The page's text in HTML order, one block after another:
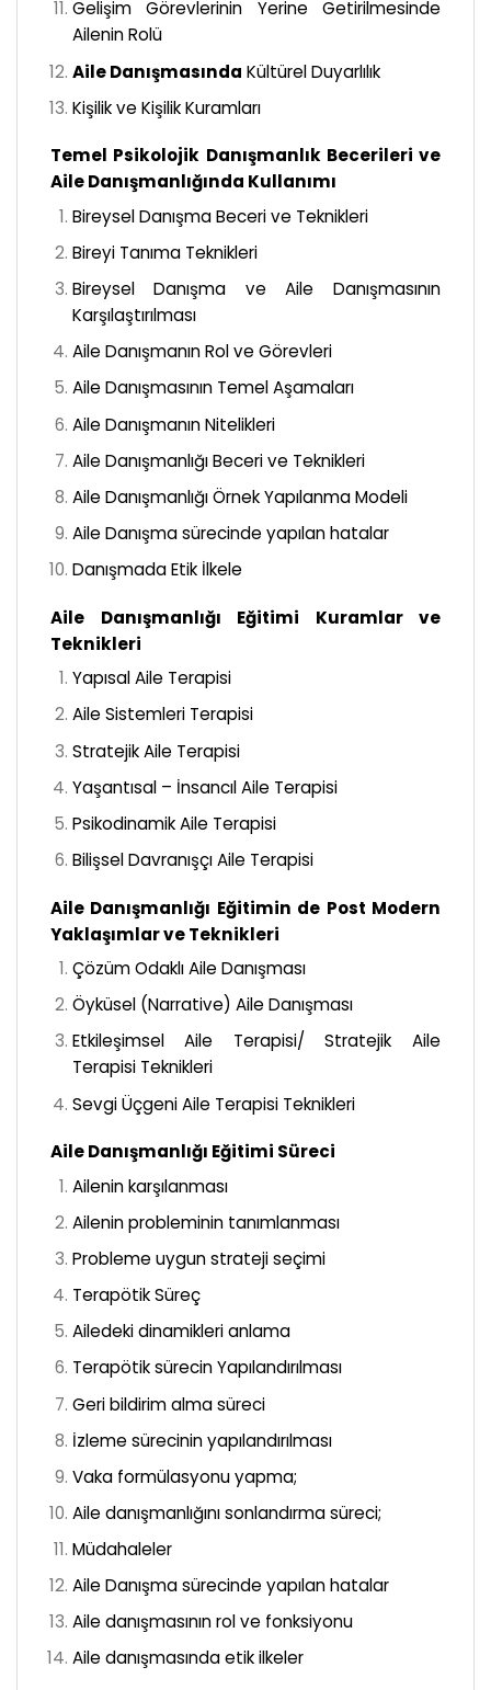
Gelişim Görevlerinin Yerine Getirilmesinde
Ailenin Rolü
Aile Danışmasında Kültürel Duyarlılık
Kişilik ve Kişilik Kuramları
Temel Psikolojik Danışmanlık Becerileri ve
Aile Danışmanlığında Kullanımı
Bireysel Danışma Beceri ve Teknikleri
Bireyi Tanıma Teknikleri
Bireysel Danışma ve Aile Danışmasının
Karşılaştırılması
Aile Danışmanın Rol ve Görevleri
Aile Danışmasının Temel Aşamaları
Aile Danışmanın Nitelikleri
Aile Danışmanlığı Beceri ve Teknikleri
Aile Danışmanlığı Örnek Yapılanma Modeli
Aile Danışma sürecinde yapılan hatalar
Danışmada Etik İlkele
Aile Danışmanlığı Eğitimi Kuramlar ve
Teknikleri
Yapısal Aile Terapisi
Aile Sistemleri Terapisi
Stratejik Aile Terapisi
Yaşantısal – İnsancıl Aile Terapisi
Psikodinamik Aile Terapisi
Bilişsel Davranışçı Aile Terapisi
Aile Danışmanlığı Eğitimin de Post Modern
Yaklaşımlar ve Teknikleri
Çözüm Odaklı Aile Danışması
Öyküsel (Narrative) Aile Danışması
Etkileşimsel Aile Terapisi/ Stratejik Aile
Terapisi Teknikleri
Sevgi Üçgeni Aile Terapisi Teknikleri
Aile Danışmanlığı Eğitimi Süreci
Ailenin karşılanması
Ailenin probleminin tanımlanması
Probleme uygun strateji seçimi
Terapötik Süreç
Ailedeki dinamikleri anlama
Terapötik sürecin Yapılandırılması
Geri bildirim alma süreci
İzleme sürecinin yapılandırılması
Vaka formülasyonu yapma;
Aile danışmanlığını sonlandırma süreci;
Müdahaleler
Aile Danışma sürecinde yapılan hatalar
Aile danışmasının rol ve fonksiyonu
Aile danışmasında etik ilkeler